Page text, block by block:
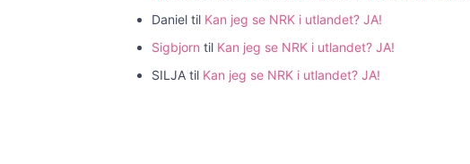
Daniel til Kan jeg se NRK i utlandet? JA!
Sigbjorn til Kan jeg se NRK i utlandet? JA!
SILJA til Kan jeg se NRK i utlandet? JA!